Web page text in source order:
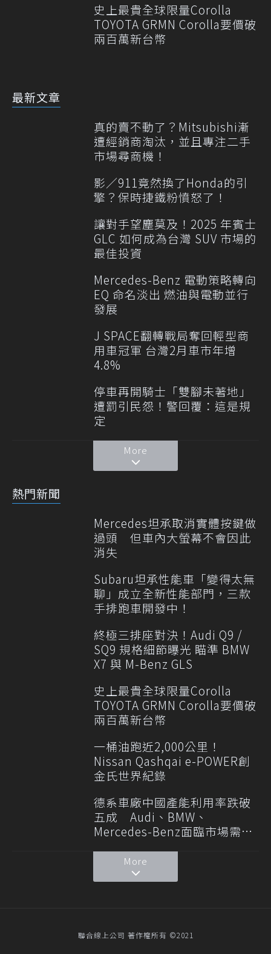
史上最貴全球限量Corolla
TOYOTA GRMN Corolla要價破
兩百萬新台幣
最新文章
真的賣不動了？Mitsubishi漸
遭經銷商淘汰，並且專注二手
市場尋商機！
影／911竟然換了Honda的引
擎？保時捷鐵粉憤怒了！
讓對手望塵莫及！2025 年賓士
GLC 如何成為台灣 SUV 市場的
最佳投資
Mercedes-Benz 電動策略轉向
EQ 命名淡出 燃油與電動並行
發展
J SPACE翻轉戰局奪回輕型商
用車冠軍 台灣2月車市年增
4.8%
停車再開騎士「雙腳未著地」
遭罰引民怨！警回覆：這是規
定
More
熱門新聞
Mercedes坦承取消實體按鍵做
過頭 但車內大螢幕不會因此
消失
Subaru坦承性能車「變得太無
聊」成立全新性能部門，三款
手排跑車開發中！
終極三排座對決！Audi Q9 /
SQ9 規格細節曝光 瞄準 BMW
X7 與 M-Benz GLS
史上最貴全球限量Corolla
TOYOTA GRMN Corolla要價破
兩百萬新台幣
一桶油跑近2,000公里！
Nissan Qashqai e-POWER創
金氏世界紀錄
德系車廠中國產能利用率跌破
五成 Audi、BMW、
Mercedes-Benz面臨市場需求
More
聯合線上公司 著作權所有 ©2021